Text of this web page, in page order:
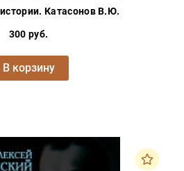
Катасонов В.Ю.
300 руб.
В корзину